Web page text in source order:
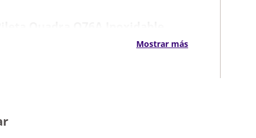
tamaño, combinando estilo y practicidad.
Mostrar más